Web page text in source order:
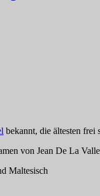
bekannt, die ältesten frei
von Jean De La
Maltesisch